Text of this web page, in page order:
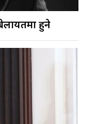
बेलायतमा हुने